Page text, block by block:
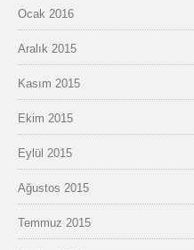
Ocak 2016
Aralık 2015
Kasım 2015
Ekim 2015
Eylül 2015
Ağustos 2015
Temmuz 2015